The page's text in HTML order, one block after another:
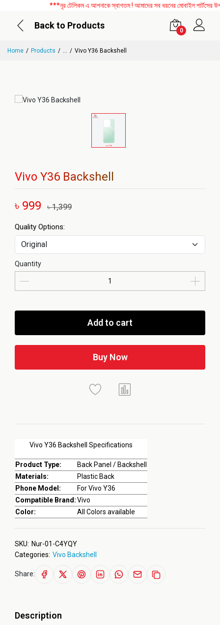
***নূর টেলিকম এ আপনাকে স্বাগতম ! আমাদের সব ধরনের মোবাইল পার্টসের
Back to Products
0
Home Products ... Vivo Y36 Backshell
Vivo Y36 Backshell
৳ 999 ৳ 1,399
Vivo Y36 Backshell Specifications
Product Type:
Back Panel / Backshell
Materials:
Plastic Back
Phone Model:
For Vivo Y36
Compatible Brand:Vivo
Color:
All Colors available
Quality Options:
Quantity
Add to cart
Buy Now
SKU: Nur-01-C4YQY
Categories: Vivo Backshell
Share:
Description